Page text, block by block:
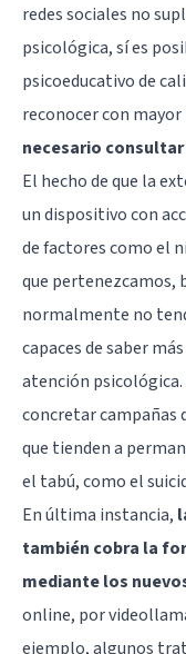
redes sociales no
psicológica, sí es
psicoeducativo de
reconocer con
necesario
El hecho de que la
un dispositivo con
de factores como el
que pertenezcamos,
normalmente no
capaces de saber
atención psicológica.
concretar campañas
que tienden a
el tabú, como el
En última instancia,
también cobra la
mediante los
online, por
ejemplo, algunos